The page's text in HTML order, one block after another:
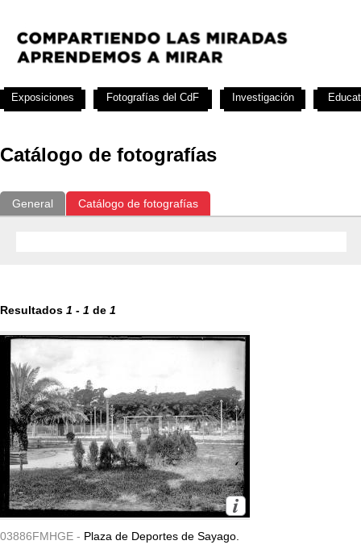
Catálogo de fotografías
General Catálogo de fotografías
Resultados 1 - 1 de 1
03886FMHGE - Plaza de Deportes de Sayago.
Exposiciones Fotografías del CdF Investigación